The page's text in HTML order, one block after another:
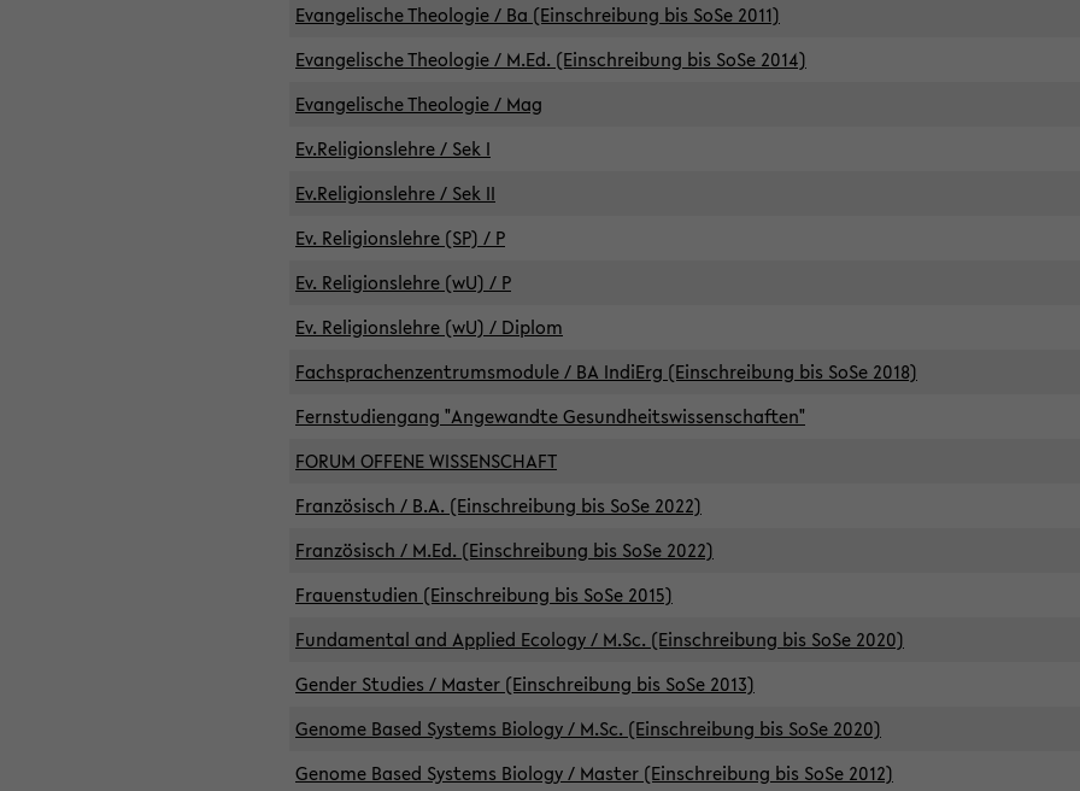
Evangelische Theologie / Ba (Einschreibung bis SoSe 2011)
Evangelische Theologie / M.Ed. (Einschreibung bis SoSe 2014)
Evangelische Theologie / Mag
Ev.Religionslehre / Sek I
Ev.Religionslehre / Sek II
Ev. Religionslehre (SP) / P
Ev. Religionslehre (wU) / P
Ev. Religionslehre (wU) / Diplom
Fachsprachenzentrumsmodule / BA IndiErg (Einschreibung bis SoSe 2018)
Fernstudiengang "Angewandte Gesundheitswissenschaften"
FORUM OFFENE WISSENSCHAFT
Französisch / B.A. (Einschreibung bis SoSe 2022)
Französisch / M.Ed. (Einschreibung bis SoSe 2022)
Frauenstudien (Einschreibung bis SoSe 2015)
Fundamental and Applied Ecology / M.Sc. (Einschreibung bis SoSe 2020)
Gender Studies / Master (Einschreibung bis SoSe 2013)
Genome Based Systems Biology / M.Sc. (Einschreibung bis SoSe 2020)
Genome Based Systems Biology / Master (Einschreibung bis SoSe 2012)